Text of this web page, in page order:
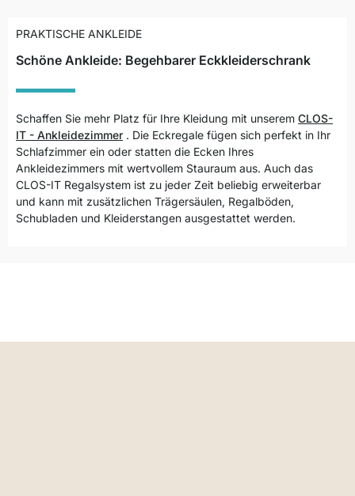
PRAKTISCHE ANKLEIDE
Schöne Ankleide: Begehbarer Eckkleiderschrank
Schaffen Sie mehr Platz für Ihre Kleidung mit unserem CLOS-
IT - Ankleidezimmer . Die Eckregale fügen sich perfekt in Ihr
Schlafzimmer ein oder statten die Ecken Ihres
Ankleidezimmers mit wertvollem Stauraum aus. Auch das
CLOS-IT Regalsystem ist zu jeder Zeit beliebig erweiterbar
und kann mit zusätzlichen Trägersäulen, Regalböden,
Schubladen und Kleiderstangen ausgestattet werden.